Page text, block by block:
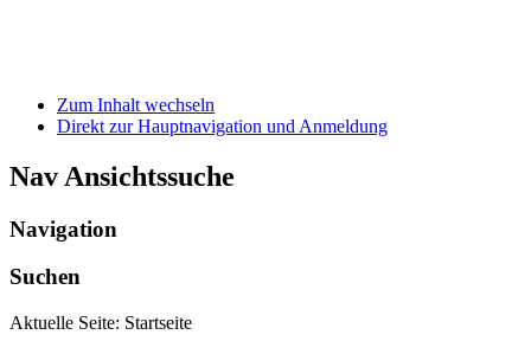
Zum Inhalt wechseln
Direkt zur Hauptnavigation und Anmeldung
Nav Ansichtssuche
Navigation
Suchen
Aktuelle Seite: Startseite